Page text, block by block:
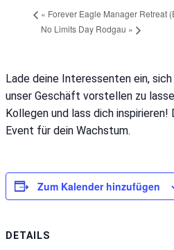
« Forever Eagle Manager Retreat
No Limits Day Rodgau »
Lade deine Interessenten ein,
unser Geschäft vorstellen zu
Kollegen und lass dich
Event für dein Wachstum.
Zum Kalender hinzufügen
DETAILS